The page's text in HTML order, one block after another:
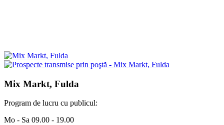
Mix Markt, Fulda
Program de lucru cu publicul:
Mo - Sa 09.00 - 19.00